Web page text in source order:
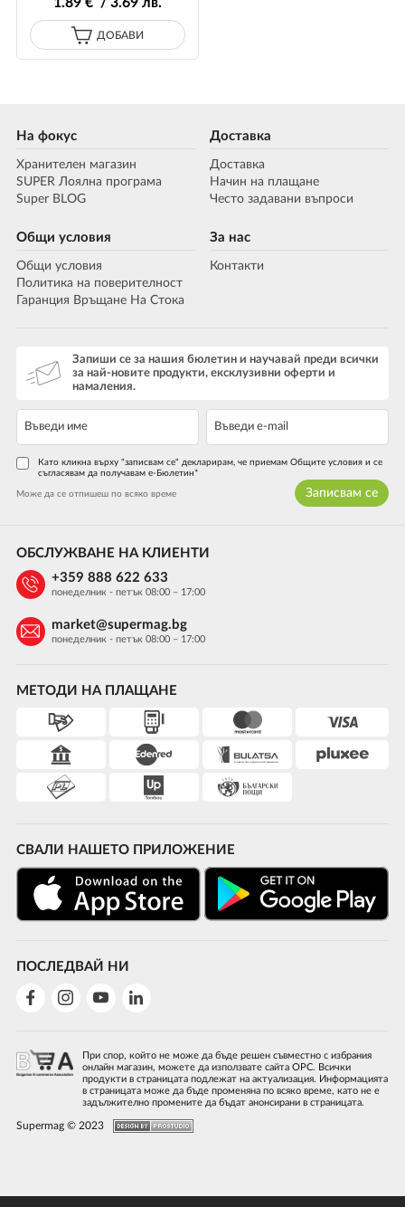
1.89€ / 3.69лв.
ДОБАВИ
На фокус
Хранителен магазин
SUPER Лоялна програма
Super BLOG
Доставка
Доставка
Начин на плащане
Често задавани въпроси
Общи условия
Общи условия
Политика на поверителност
Гаранция Връщане На Стока
За нас
Контакти
Запиши се за нашия бюлетин и научавай преди всички
за най-новите продукти, ексклузивни оферти и
намаления.
Като кликна върху "записвам се" декларирам, че приемам Общите условия и се
съгласявам да получавам е-Бюлетин*
Може да се отпишеш по всяко време Записвам се
МЕТОДИ НА ПЛАЩАНЕ
СВАЛИ НАШЕТО ПРИЛОЖЕНИЕ
ПОСЛЕДВАЙ НИ
ОБСЛУЖВАНЕ НА КЛИЕНТИ
+359 888 622 633
понеделник - петък 08:00 – 17:00
market@supermag.bg
понеделник - петък 08:00 – 17:00
При спор, който не може да бъде решен съвместно с избрания
онлайн магазин, можете да използвате сайта ОРС. Всички
продукти в страницата подлежат на актуализация. Информацията
в страницата може да бъде променяна по всяко време, като не е
задължително промените да бъдат анонсирани в страницата.
Supermag © 2023